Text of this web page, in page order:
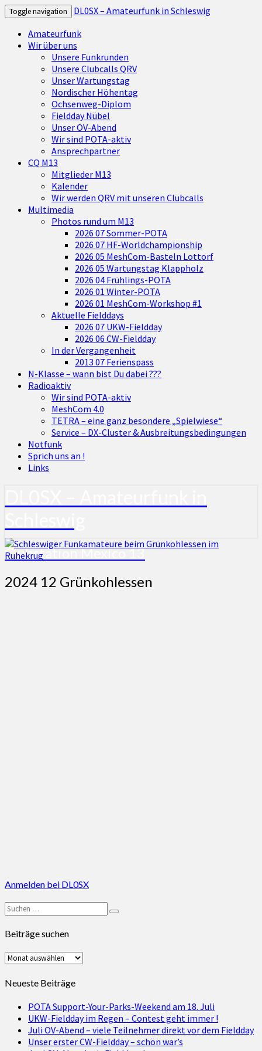
Toggle navigation
DL0SX – Amateurfunk in Schleswig
Amateurfunk
Wir über uns
Unsere Funkrunden
Unsere Clubcalls QRV
Unser Wartungstag
Nordischer Höhentag
Ochsenweg-Diplom
Fieldday Nübel
Unser OV-Abend
Wir sind POTA-aktiv
Ansprechpartner
CQ M13
Mitglieder M13
Kalender
Wir werden QRV mit unseren Clubcalls
Multimedia
Photos rund um M13
2026 07 Sommer-POTA
2026 07 HF-Worldchampionship
2026 05 MeshCom-Basteln Lottorf
2026 05 Wartungstag Klappholz
2026 04 Frühlings-POTA
2026 01 Winter-POTA
2026 01 MeshCom-Workshop #1
Aktuelle Fielddays
2026 07 UKW-Fieldday
2026 06 CW-Fieldday
In der Vergangenheit
2013 07 Ferienspass
N-Klasse – wann bist Du dabei ???
Radioaktiv
Wir sind POTA-aktiv
MeshCom 4.0
TETRA – eine ganz besondere „Spielwiese“
Service – DX-Cluster & Ausbreitungsbedingungen
Notfunk
Sprich uns an !
Links
Clubstation Mexico 13
2024
12
2024 12 Grünkohlessen
Anmelden bei DL0SX
Suchen
nach:
Suchen
Beiträge suchen
Beiträge
Neueste Beiträge
POTA Support-Your-Parks-Weekend am 18. Juli
UKW-Fieldday im Regen – Contest geht immer !
Juli OV-Abend – viele Teilnehmer direkt vor dem Fieldday
Unser erster CW-Fieldday – schön war’s